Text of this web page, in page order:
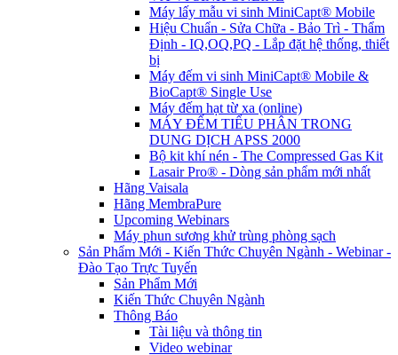
Máy lấy mẫu vi sinh MiniCapt® Mobile
Hiệu Chuẩn - Sửa Chữa - Bảo Trì - Thẩm
Định - IQ,OQ,PQ - Lắp đặt hệ thống, thiết
bị
Máy đếm vi sinh MiniCapt® Mobile &
BioCapt® Single Use
Máy đếm hạt từ xa (online)
MÁY ĐẾM TIỂU PHÂN TRONG
DUNG DỊCH APSS 2000
Bộ kit khí nén - The Compressed Gas Kit
Lasair Pro® - Dòng sản phẩm mới nhất
Hãng Vaisala
Hãng MembraPure
Upcoming Webinars
Máy phun sương khử trùng phòng sạch
Sản Phẩm Mới - Kiến Thức Chuyên Ngành - Webinar -
Đào Tạo Trực Tuyến
Sản Phẩm Mới
Kiến Thức Chuyên Ngành
Thông Báo
Tài liệu và thông tin
Video webinar